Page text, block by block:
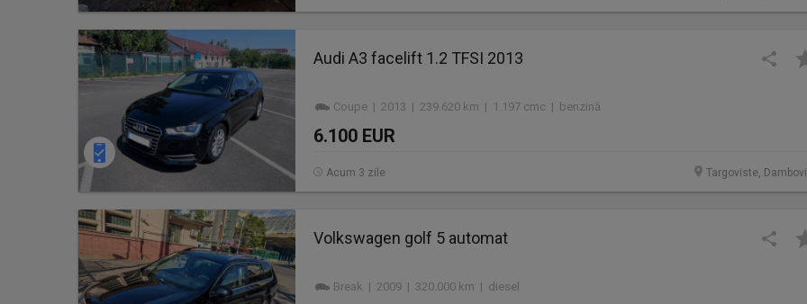
Audi A3 facelift 1.2 TFSI 2013
Coupe | 2013 | 239.620 km | 1.197 cmc | benzină
6.100 EUR
Targoviste,
Acum 3 zile
Volkswagen golf 5 automat
Break | 2009 | 320.000 km | diesel